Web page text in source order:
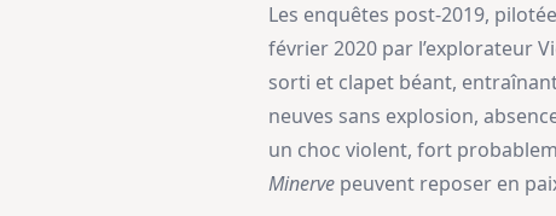
Les enquêtes post-2019,
février 2020 par l’explorateur
sorti et clapet béant,
neuves sans explosion,
un choc violent, fort
Minerve peuvent reposer en